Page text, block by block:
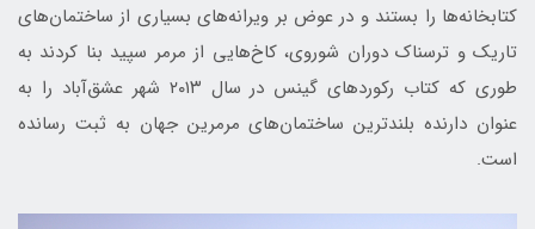
کتابخانه‌ها را بستند و در عوض بر ویرانه‌های بسیاری از ساختمان‌های
تاریک و ترسناک دوران شوروی، کاخ‌هایی از مرمر سپید بنا کردند به
طوری که کتاب رکوردهای گینس در سال ۲۰۱۳ شهر عشق‌آباد را به
عنوان دارنده بلندترین ساختمان‌های مرمرین جهان به ثبت رسانده
است.